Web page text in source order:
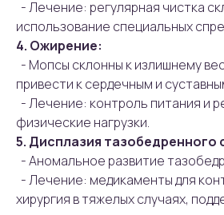
- Лечение: регулярная чистка
использование специальных
4. Ожирение:
- Мопсы склонны к излишнему
привести к сердечным и
- Лечение: контроль питания и
физические нагрузки.
5. Дисплазия тазобедренного
- Аномальное развитие
- Лечение: медикаменты для
хирургия в тяжелых случаях,